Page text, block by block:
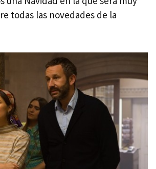
todas las novedades de la